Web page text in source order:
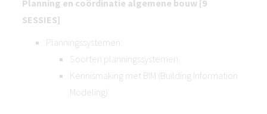
Planning en coördinatie algemene bouw [9
SESSIES]
Planningssystemen:
Soorten planningssystemen
Kennismaking met BIM (Building Information
Modeling)